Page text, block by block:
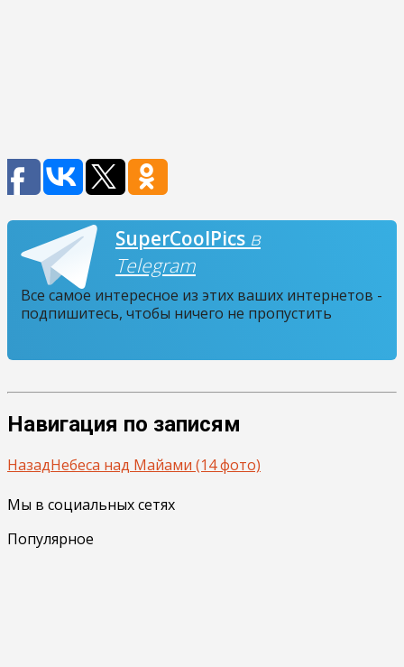
SuperCoolPics в
Telegram
Все самое интересное из этих ваших интернетов -
подпишитесь, чтобы ничего не пропустить
Навигация по записям
НазадНебеса над Майами (14 фото)
Мы в социальных сетях
Популярное